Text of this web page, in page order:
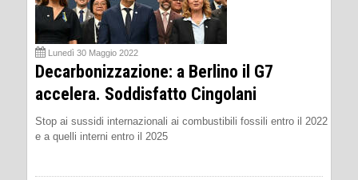
Lunedì 30 Maggio 2022
Decarbonizzazione: a Berlino il G7
accelera. Soddisfatto Cingolani
Stop ai sussidi internazionali ai combustibili fossili entro il 2022
e a quelli interni entro il 2025